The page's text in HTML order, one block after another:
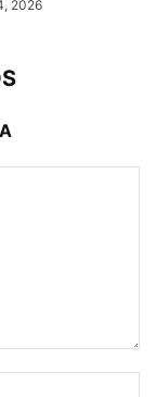
2026